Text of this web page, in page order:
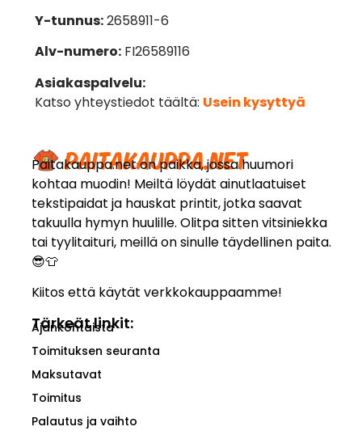
Paitakauppa.net on paikka, jossa huumori
kohtaa muodin! Meiltä löydät ainutlaatuiset
tekstipaidat ja hauskat printit, jotka saavat
takuulla hymyn huulille. Olitpa sitten vitsiniekka
tai tyylitaituri, meillä on sinulle täydellinen paita.
😎👕
Kiitos että käytät verkkokauppaamme!
Tärkeät linkit:
Ajankohtaista
Toimituksen seuranta
Maksutavat
Toimitus
Palautus ja vaihto
Y-tunnus:2658911-6
Alv-numero:FI26589116
Asiakaspalvelu:
Katso yhteystiedot täältä: Usein kysyttyä